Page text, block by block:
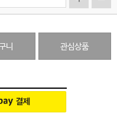
니 관심상품